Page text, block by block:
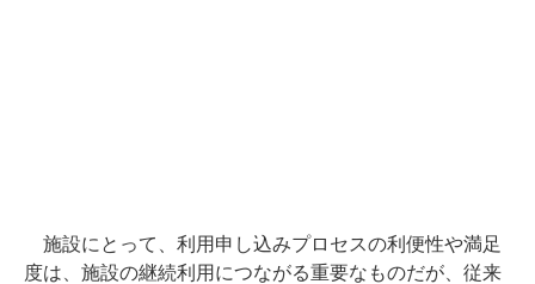
施設にとって、利用申し込みプロセスの利便性や満足
度は、施設の継続利用につながる重要なものだが、従来